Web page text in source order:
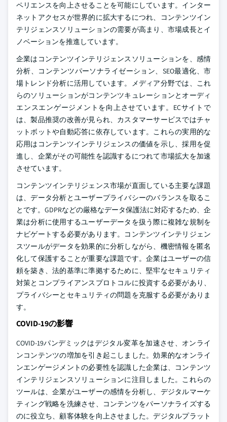
ペリエンスを向上させることを可能にしています。インター
ネットアクセスが世界的に拡大するにつれ、コンテンツイン
テリジェンスソリューションの需要が高まり、市場成長とイ
ノベーションを推進しています。
企業はコンテンツインテリジェンスソリューションを、感情
分析、コンテンツパーソナライゼーション、SEO最適化、市
場トレンド分析に活用しています。メディア分野では、これ
らのソリューションがコンテンツキュレーションとオーディ
エンスエンゲージメントを向上させています。ECサイトで
は、製品推奨の改善が見られ、カスタマーサービスではチャ
ットボットや自動応答に依存しています。これらの実用的な
応用はコンテンツインテリジェンスの価値を示し、採用を促
進し、企業がその可能性を認識するにつれて市場拡大を加速
させています。
コンテンツインテリジェンス市場が直面している主要な課題
は、データ分析とユーザープライバシーのバランスを取るこ
とです。GDPRなどの厳格なデータ保護法に対応するため、企
業は分析に使用するユーザーデータを扱う際に複雑な規制を
ナビゲートする必要があります。コンテンツインテリジェン
スツールがデータを効果的に分析しながら、機密情報を匿名
化して保護することが重要な課題です。企業はユーザーの信
頼を築き、法的基準に準拠するために、堅牢なセキュリティ
対策とコンプライアンスプロトコルに投資する必要があり、
プライバシーとセキュリティの問題を克服する必要がありま
す。
COVID-19の影響
COVID-19パンデミックはデジタル変革を加速させ、オンライ
ンコンテンツの増加を引き起こしました。効果的なオンライ
ンエンゲージメントの必要性を認識した企業は、コンテンツ
インテリジェンスソリューションに注目しました。これらの
ツールは、企業がユーザーの感情を分析し、デジタルマーケ
ティング戦略を洗練させ、コンテンツをパーソナライズする
のに役立ち、顧客体験を向上させました。デジタルプラット